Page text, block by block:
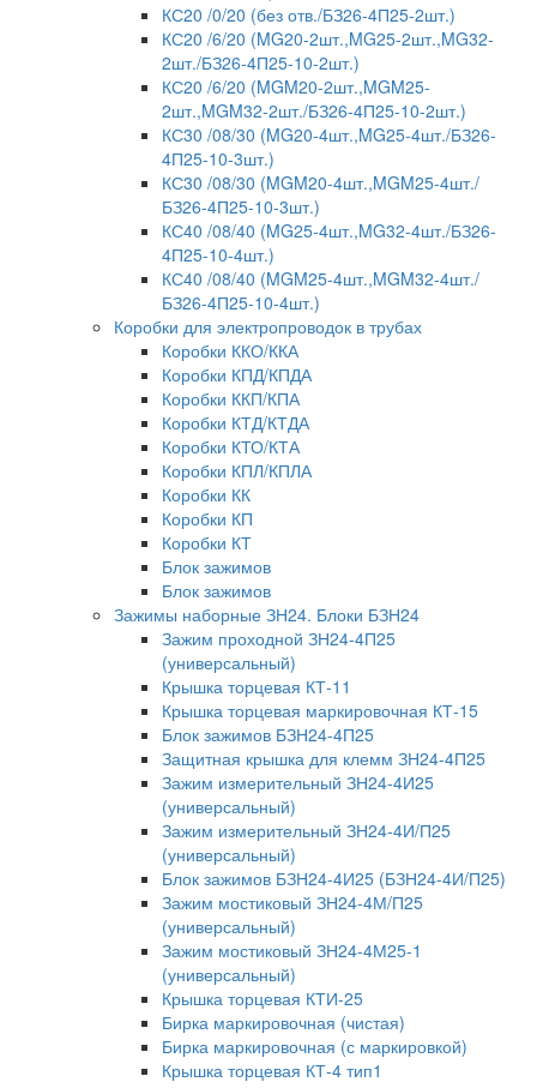
КС20 /0/20 (без отв./БЗ26-4П25-2шт.)
КС20 /6/20 (MG20-2шт.,MG25-2шт.,MG32-
2шт./БЗ26-4П25-10-2шт.)
КС20 /6/20 (MGM20-2шт.,MGM25-
2шт.,MGM32-2шт./БЗ26-4П25-10-2шт.)
КС30 /08/30 (MG20-4шт.,MG25-4шт./БЗ26-
4П25-10-3шт.)
КС30 /08/30 (MGM20-4шт.,MGM25-4шт./
БЗ26-4П25-10-3шт.)
КС40 /08/40 (MG25-4шт.,MG32-4шт./БЗ26-
4П25-10-4шт.)
КС40 /08/40 (MGM25-4шт.,MGM32-4шт./
БЗ26-4П25-10-4шт.)
Коробки для электропроводок в трубах
Коробки ККО/ККА
Коробки КПД/КПДА
Коробки ККП/КПА
Коробки КТД/КТДА
Коробки КТО/КТА
Коробки КПЛ/КПЛА
Коробки КК
Коробки КП
Коробки КТ
Блок зажимов
Блок зажимов
Зажимы наборные ЗН24. Блоки БЗН24
Зажим проходной ЗН24-4П25
(универсальный)
Крышка торцевая КТ-11
Крышка торцевая маркировочная КТ-15
Блок зажимов БЗН24-4П25
Защитная крышка для клемм ЗН24-4П25
Зажим измерительный ЗН24-4И25
(универсальный)
Зажим измерительный ЗН24-4И/П25
(универсальный)
Блок зажимов БЗН24-4И25 (БЗН24-4И/П25)
Зажим мостиковый ЗН24-4М/П25
(универсальный)
Зажим мостиковый ЗН24-4М25-1
(универсальный)
Крышка торцевая КТИ-25
Бирка маркировочная (чистая)
Бирка маркировочная (с маркировкой)
Крышка торцевая КТ-4 тип1